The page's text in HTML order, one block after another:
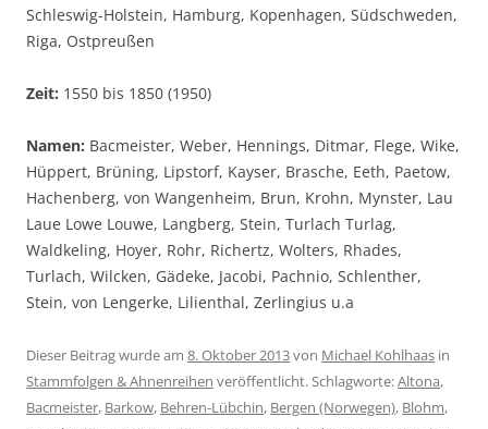
Schleswig-Holstein, Hamburg, Kopenhagen, Südschweden,
Riga, Ostpreußen
Zeit: 1550 bis 1850 (1950)
Namen: Bacmeister, Weber, Hennings, Ditmar, Flege, Wike,
Hüppert, Brüning, Lipstorf, Kayser, Brasche, Eeth, Paetow,
Hachenberg, von Wangenheim, Brun, Krohn, Mynster, Lau
Laue Lowe Louwe, Langberg, Stein, Turlach Turlag,
Waldkeling, Hoyer, Rohr, Richertz, Wolters, Rhades,
Turlach, Wilcken, Gädeke, Jacobi, Pachnio, Schlenther,
Stein, von Lengerke, Lilienthal, Zerlingius u.a
Dieser Beitrag wurde am 8. Oktober 2013von Michael Kohlhaas in
Stammfolgen & Ahnenreihen veröffentlicht. Schlagworte:Altona,
Bacmeister, Barkow, Behren-Lübchin, Bergen (Norwegen), Blohm,